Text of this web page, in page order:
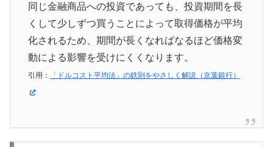
同じ金融商品への投資であっても、投資期間を長
くして少しずつ買うことによって取得価格が平均
化されるため、期間が長くなればなるほど価格変
動による影響を受けにくくなります。
引用： 「ドルコスト平均法」の鉄則をやさしく解説（京葉銀行）